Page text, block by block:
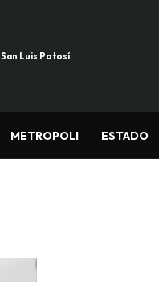
San Luis Potosí
METROPOLI ESTADO